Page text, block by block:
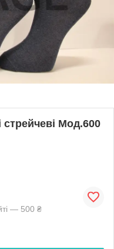
стрейчеві Мод.600
— 500 ₴